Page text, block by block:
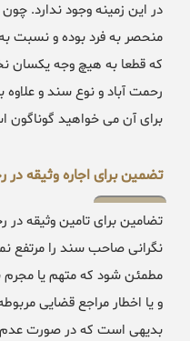
در این زمینه وجود ندارد.
منحصر به فرد بوده و
که قطعا به هیچ وجه یکسان
رحمت آباد و نوع سند و علاوه
برای آن می خواهید گوناگون
تضمین برای اجاره وثیقه در
تضامین برای تامین وثیقه در
نگرانی صاحب سند را مرتفع
مطمئن شود که متهم یا
و یا اخطار مراجع قضایی
بدیهی است که در صورت عدم